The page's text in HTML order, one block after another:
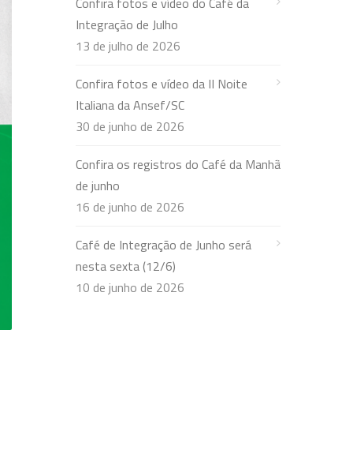
Integração de Julho
13 de julho de 2026
Confira fotos e vídeo da II Noite
Italiana da Ansef/SC
30 de junho de 2026
Confira os registros do Café da Manhã
de junho
16 de junho de 2026
Café de Integração de Junho será
nesta sexta (12/6)
10 de junho de 2026